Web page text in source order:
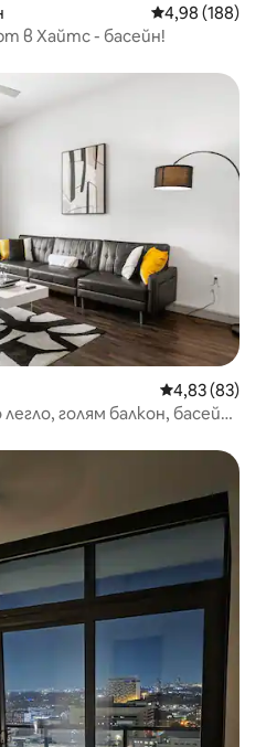
Средна
4,98 (188)
в Хайтс - басейн!
Средна
4,83 (83)
голям балкон, басейн,